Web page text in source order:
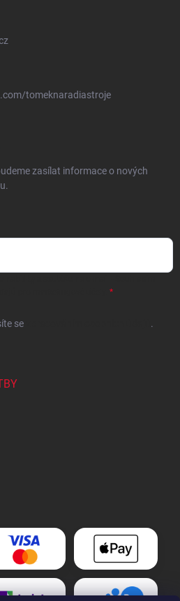
tomeknaradiastroje
zasílat informace o nových
se .